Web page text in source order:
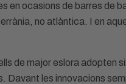
en ocasions de barres de
no atlàntica. I en
de major eslora adopten
Davant les innovacions